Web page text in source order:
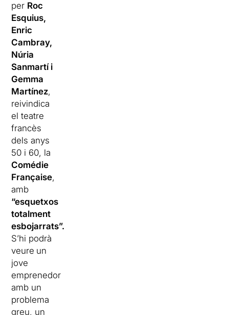
per Roc
Esquius,
Enric
Cambray,
Núria
Sanmartí i
Gemma
Martínez,
reivindica
el teatre
francès
dels anys
50 i 60, la
Comédie
Française,
amb
“esquetxos
totalment
esbojarrats”.
S’hi podrà
veure un
jove
emprenedor
amb un
problema
greu, un